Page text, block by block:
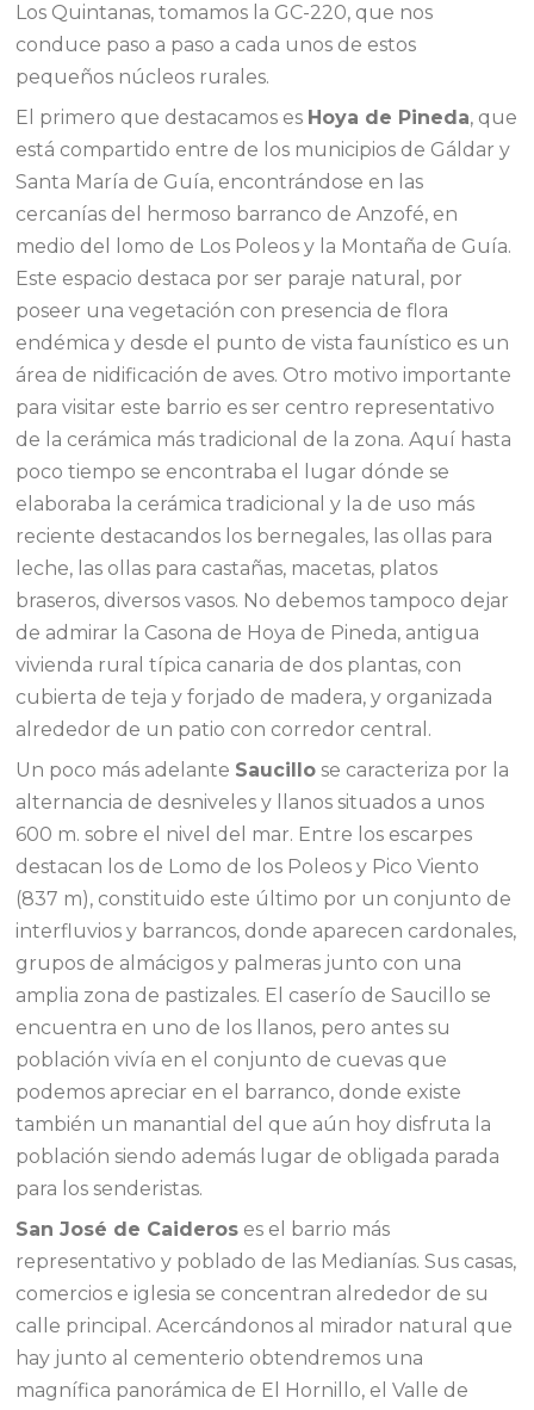
Los Quintanas, tomamos la GC-220, que nos
conduce paso a paso a cada unos de estos
pequeños núcleos rurales.
El primero que destacamos es Hoya de Pineda, que
está compartido entre de los municipios de Gáldar y
Santa María de Guía, encontrándose en las
cercanías del hermoso barranco de Anzofé, en
medio del lomo de Los Poleos y la Montaña de Guía.
Este espacio destaca por ser paraje natural, por
poseer una vegetación con presencia de flora
endémica y desde el punto de vista faunístico es un
área de nidificación de aves. Otro motivo importante
para visitar este barrio es ser centro representativo
de la cerámica más tradicional de la zona. Aquí hasta
poco tiempo se encontraba el lugar dónde se
elaboraba la cerámica tradicional y la de uso más
reciente destacandos los bernegales, las ollas para
leche, las ollas para castañas, macetas, platos
braseros, diversos vasos. No debemos tampoco dejar
de admirar la Casona de Hoya de Pineda, antigua
vivienda rural típica canaria de dos plantas, con
cubierta de teja y forjado de madera, y organizada
alrededor de un patio con corredor central.
Un poco más adelante Saucillo se caracteriza por la
alternancia de desniveles y llanos situados a unos
600 m. sobre el nivel del mar. Entre los escarpes
destacan los de Lomo de los Poleos y Pico Viento
(837 m), constituido este último por un conjunto de
interfluvios y barrancos, donde aparecen cardonales,
grupos de almácigos y palmeras junto con una
amplia zona de pastizales. El caserío de Saucillo se
encuentra en uno de los llanos, pero antes su
población vivía en el conjunto de cuevas que
podemos apreciar en el barranco, donde existe
también un manantial del que aún hoy disfruta la
población siendo además lugar de obligada parada
para los senderistas.
San José de Caideros es el barrio más
representativo y poblado de las Medianías. Sus casas,
comercios e iglesia se concentran alrededor de su
calle principal. Acercándonos al mirador natural que
hay junto al cementerio obtendremos una
magnífica panorámica de El Hornillo, el Valle de